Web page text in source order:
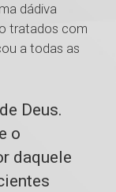
dádiva
tratados com
a todas as
Deus.
o
daquele